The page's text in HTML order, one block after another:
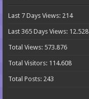
Last 7 Days Views: 214
Last 365 Days Views: 12.528
Total Views: 573.876
Total Visitors: 114.608
Total Posts: 243